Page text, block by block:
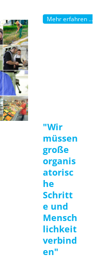
Mehr erfahren ...
"Wir
müssen
große
organis
atorisc
he
Schritt
e und
Mensch
lichkeit
verbind
en"